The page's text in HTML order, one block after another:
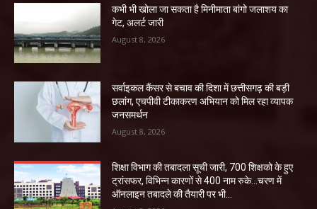
कभी भी खोला जा सकता है मिनीमाता बांगो जलाशय का
गेट, अलर्ट जारी
August 8, 2026
सर्वाइकल कैंसर से बचाव की दिशा में छत्तीसगढ़ की बड़ी
छलांग, एचपीवी टीकाकरण अभियान को मिल रहा व्यापक
जनसमर्थन
August 8, 2026
शिक्षा विभाग की तबादला सूची जारी, 700 शिक्षको के हुए
ट्रांसफर, विभिन्न कारणों से 400 नाम रुके…चरण में
ऑनलाइन तबादले की तैयारी पर भी...